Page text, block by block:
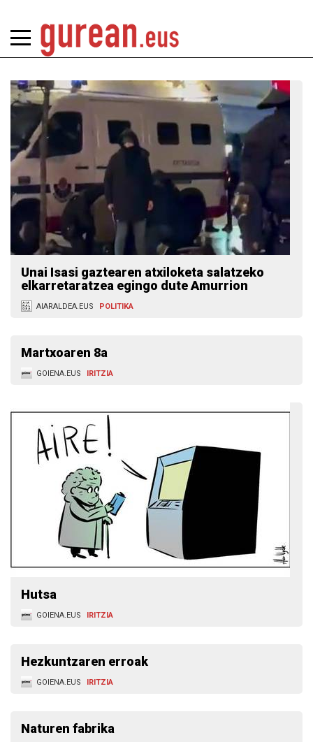
Unai Isasi gaztearen atxiloketa salatzeko
elkarretaratzea egingo dute Amurrion
AIARALDEA.EUS POLITIKA
Martxoaren 8a
GOIENA.EUS IRITZIA
Hutsa
GOIENA.EUS IRITZIA
Hezkuntzaren erroak
GOIENA.EUS IRITZIA
Naturen fabrika